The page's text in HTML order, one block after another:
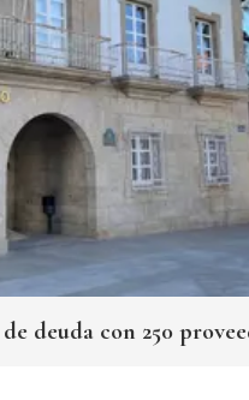
deuda con 250